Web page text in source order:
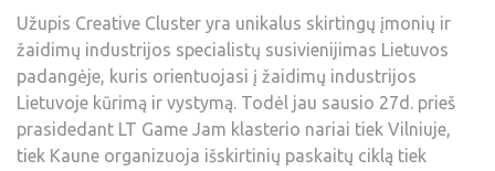
Užupis Creative Cluster yra unikalus skirtingų įmonių ir
žaidimų industrijos specialistų susivienijimas Lietuvos
padangėje, kuris orientuojasi į žaidimų industrijos
Lietuvoje kūrimą ir vystymą. Todėl jau sausio 27d. prieš
prasidedant LT Game Jam klasterio nariai tiek Vilniuje,
tiek Kaune organizuoja išskirtinių paskaitų ciklą tiek